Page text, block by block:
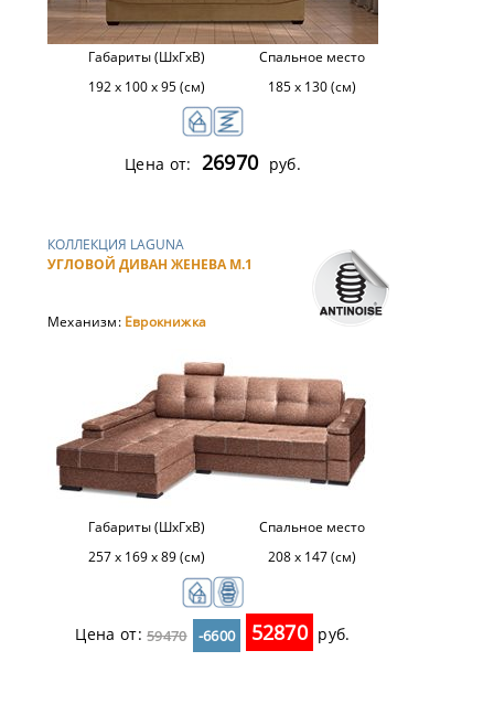
Габариты (ШхГхВ)
192 х 100 х 95 (см)
Спальное место
185 х 130 (см)
Цена от: 26970 руб.
КОЛЛЕКЦИЯ LAGUNA
УГЛОВОЙ ДИВАН ЖЕНЕВА М.1
Механизм: Еврокнижка
Габариты (ШхГхВ)
257 x 169 x 89 (см)
Спальное место
208 х 147 (см)
Цена от:59470 -6600 52870 руб.